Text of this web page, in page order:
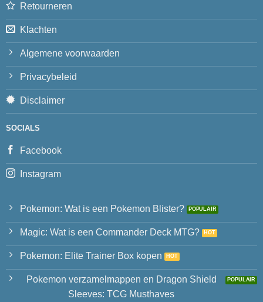
Retourneren
Klachten
Algemene voorwaarden
Privacybeleid
Disclaimer
SOCIALS
Facebook
Instagram
Pokemon: Wat is een Pokemon Blister?
Magic: Wat is een Commander Deck MTG?
Pokemon: Elite Trainer Box kopen
Pokemon verzamelmappen en Dragon Shield
Sleeves: TCG Musthaves